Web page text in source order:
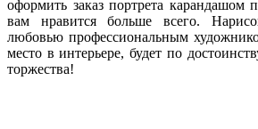
оформить заказ портрета карандашом
вам нравится больше всего.
любовью профессиональным
место в интерьере, будет по
торжества!